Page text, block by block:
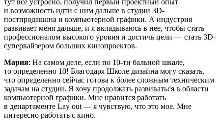
тут все устроено, получил первый проектный опыт
и возможность идти с ним дальше в студии 3D-
постпродакшна и компьютерной графики. А индустрия
развивает меня дальше, и я вкладываюсь в нее, чтобы стать
профессионалом высокого уровня и достичь цели — стать 3D-
супервайзером больших кинопроектов.
Мария: На самом деле, если по 10-ти бальной шкале,
то определенно 10! Благодаря Школе дизайна могу сказать,
что определенно сейчас готова к более сложным техническим
задачам на студии. Я хочу продолжать развиваться в области
компьютерной графики. Мне нравится работать
в департаменте Lay out — я чувствую, что это мое. Мне
интересно работать с кино.